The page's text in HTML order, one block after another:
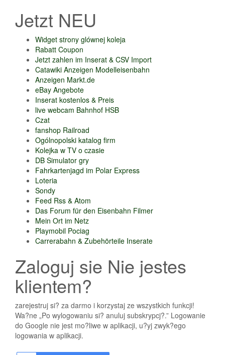
Jetzt NEU
Widget strony glównej koleja
Rabatt Coupon
Jetzt zahlen im Inserat & CSV Import
Catawiki Anzeigen Modelleisenbahn
Anzeigen Markt.de
eBay Angebote
Inserat kostenlos & Preis
live webcam Bahnhof HSB
Czat
fanshop Railroad
Ogólnopolski katalog firm
Kolejka w TV o czasie
DB Simulator gry
Fahrkartenjagd im Polar Express
Loteria
Sondy
Feed Rss & Atom
Das Forum für den Eisenbahn Filmer
Mein Ort im Netz
Playmobil Pociag
Carrerabahn & Zubehörteile Inserate
Zaloguj sie Nie jestes
klientem?
zarejestruj si? za darmo i korzystaj ze wszystkich funkcji!
Wa?ne „Po wylogowaniu si? anuluj subskrypcj?.” Logowanie
do Google nie jest mo?liwe w aplikacji, u?yj zwyk?ego
logowania w aplikacji.